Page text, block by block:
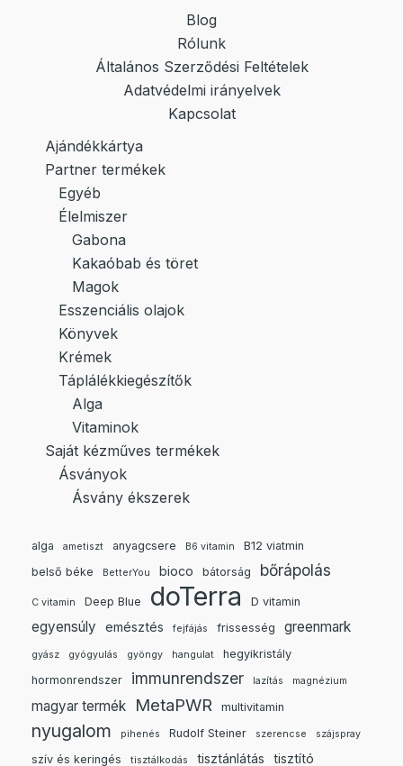
Blog
Rólunk
Általános Szerződési Feltételek
Adatvédelmi irányelvek
Kapcsolat
Ajándékkártya
Partner termékek
Egyéb
Élelmiszer
Gabona
Kakaóbab és töret
Magok
Esszenciális olajok
Könyvek
Krémek
Táplálékkiegészítők
Alga
Vitaminok
Saját kézműves termékek
Ásványok
Ásvány ékszerek
alga ametiszt anyagcsere B6 vitamin
B12 viatmin
belső béke
BetterYou bioco bátorság bőrápolás
C vitamin Deep Blue doTerra D vitamin
egyensúly emésztés fejfájás frissesség greenmark
gyász gyógyulás gyöngy hangulat
hegyikristály
hormonrendszer
immunrendszer lazítás magnézium
magyar termék MetaPWR multivitamin
nyugalom pihenés Rudolf Steiner szerencse szájspray
szív és keringés tisztálkodás tisztánlátás tisztító